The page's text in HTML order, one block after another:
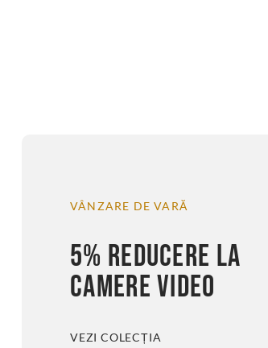
VÂNZARE DE VARĂ
5% REDUCERE LA
CAMERE VIDEO
VEZI COLECȚIA